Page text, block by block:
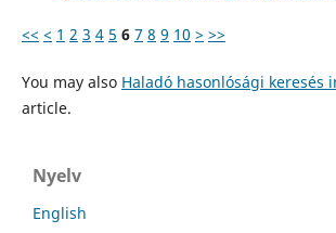
<< < 1 2 3 4 5 6 7 8 9 10 > >>
You may also Haladó hasonlósági keresés
article.
Nyelv
English